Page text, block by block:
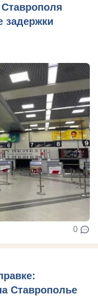
задержки
0
Ставрополье